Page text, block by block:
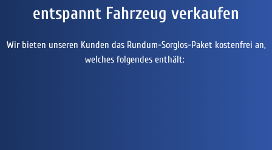
entspannt Fahrzeug verkaufen
Wir bieten unseren Kunden das Rundum-Sorglos-Paket kostenfrei an,
welches folgendes enthält: